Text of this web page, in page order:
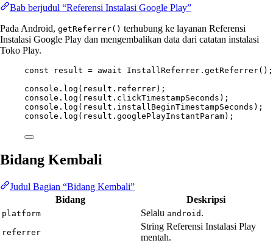
Bab berjudul “Referensi Instalasi Google Play”
Pada Android, getReferrer() terhubung ke layanan Referensi
Instalasi Google Play dan mengembalikan data dari catatan instalasi
Toko Play.
const result = await InstallReferrer. getReferrer();
console. log (result.referrer);
console. log (result.clickTimestampSeconds);
console. log (result.installBeginTimestampSeconds);
console. log (result.googlePlayInstantParam);
Bidang Kembali
Judul Bagian “Bidang Kembali”
Bidang
Deskripsi
platform Selalu android .
referrer
String Referensi Instalasi Play
mentah.